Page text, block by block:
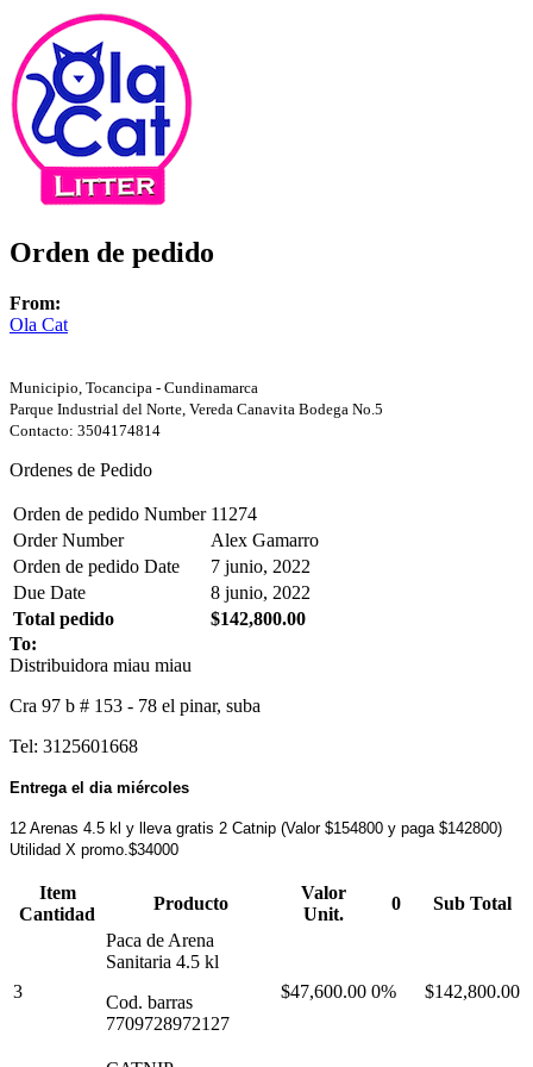
Orden de pedido
From:
Ola Cat
Municipio, Tocancipa - Cundinamarca
Parque Industrial del Norte, Vereda Canavita Bodega No.5
Contacto: 3504174814
Ordenes de Pedido
Orden de pedido Number 11274
Order Number
Alex Gamarro
Orden de pedido Date
7 junio, 2022
Due Date
8 junio, 2022
Total pedido
$142,800.00
To:
Distribuidora miau miau
Cra 97 b # 153 - 78 el pinar, suba
Tel: 3125601668
Entrega el dia miércoles
12 Arenas 4.5 kl y lleva gratis 2 Catnip (Valor $154800 y paga $142800)
Utilidad X promo.$34000
Item
Cantidad
Producto
Valor
Unit.
0 Sub Total
3
Paca de Arena
Sanitaria 4.5 kl
Cod. barras
7709728972127
$47,600.00 0% $142,800.00